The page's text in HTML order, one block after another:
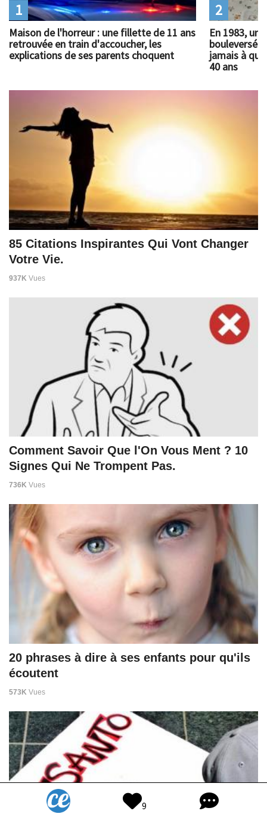
Maison de l'horreur : une fillette de 11 ans
retrouvée en train d'accoucher, les
explications de ses parents choquent
1
En 1983, un
bouleversé
jamais à
40 ans
2
85 Citations Inspirantes Qui Vont Changer
Votre Vie.
937K Vues
Comment Savoir Que l'On Vous Ment ? 10
Signes Qui Ne Trompent Pas.
736K Vues
20 phrases à dire à ses enfants pour qu'ils
écoutent
573K Vues
9